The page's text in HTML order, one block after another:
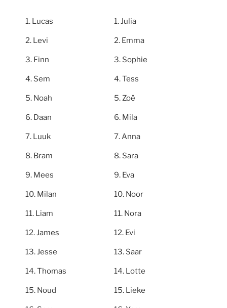
Lucas
Levi
Finn
Sem
Noah
Daan
Luuk
Bram
Mees
Milan
Liam
James
Jesse
Thomas
Noud
Julia
Emma
Sophie
Tess
Zoë
Mila
Anna
Sara
Eva
Noor
Nora
Evi
Saar
Lotte
Lieke